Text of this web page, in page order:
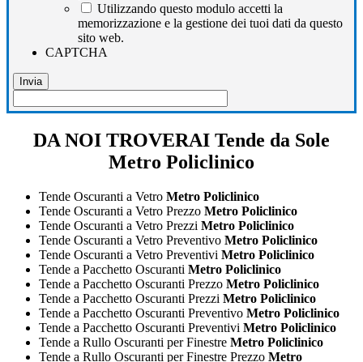
Utilizzando questo modulo accetti la
memorizzazione e la gestione dei tuoi dati da questo
sito web.
CAPTCHA
DA NOI TROVERAI Tende da Sole
Metro Policlinico
Tende Oscuranti a Vetro Metro Policlinico
Tende Oscuranti a Vetro Prezzo Metro Policlinico
Tende Oscuranti a Vetro Prezzi Metro Policlinico
Tende Oscuranti a Vetro Preventivo Metro Policlinico
Tende Oscuranti a Vetro Preventivi Metro Policlinico
Tende a Pacchetto Oscuranti Metro Policlinico
Tende a Pacchetto Oscuranti Prezzo Metro Policlinico
Tende a Pacchetto Oscuranti Prezzi Metro Policlinico
Tende a Pacchetto Oscuranti Preventivo Metro Policlinico
Tende a Pacchetto Oscuranti Preventivi Metro Policlinico
Tende a Rullo Oscuranti per Finestre Metro Policlinico
Tende a Rullo Oscuranti per Finestre Prezzo Metro